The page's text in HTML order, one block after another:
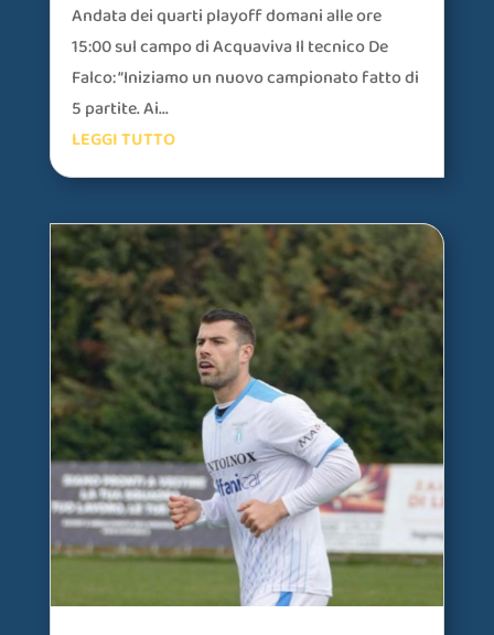
Andata dei quarti playoff domani alle ore
15:00 sul campo di Acquaviva Il tecnico De
Falco: “Iniziamo un nuovo campionato fatto di
5 partite. Ai...
LEGGI TUTTO